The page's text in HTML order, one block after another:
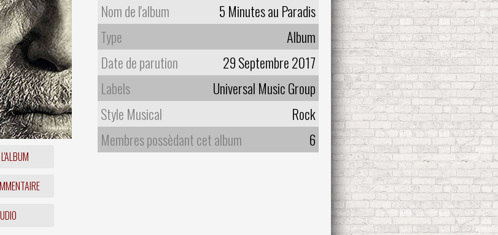
Nom de l'album
5 Minutes au Paradis
Type
Album
Date de parution
29 Septembre 2017
Labels
Universal Music Group
Style Musical
Rock
Membres possèdant cet album
6